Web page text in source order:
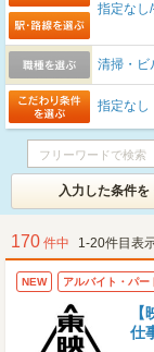
指定なし
清掃・ビ
指定なし
入力した条件を
170 件中 1-20件目表
NEW アルバイト・パー
仕